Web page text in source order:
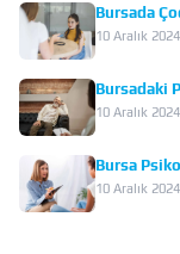
Bursada
10 Aralık 2024
Bursadaki
10 Aralık 2024
Bursa
10 Aralık 2024